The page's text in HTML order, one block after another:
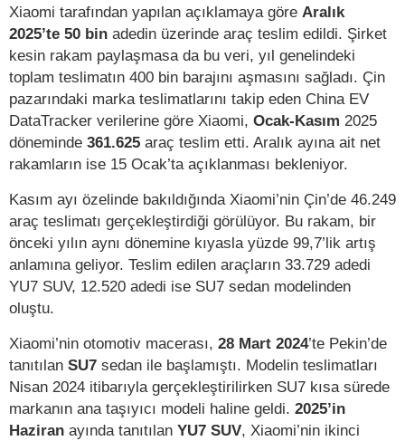
Xiaomi tarafından yapılan açıklamaya göre Aralık
2025’te 50 bin adedin üzerinde araç teslim edildi. Şirket
kesin rakam paylaşmasa da bu veri, yıl genelindeki
toplam teslimatın 400 bin barajını aşmasını sağladı. Çin
pazarındaki marka teslimatlarını takip eden China EV
DataTracker verilerine göre Xiaomi, Ocak-Kasım 2025
döneminde 361.625 araç teslim etti. Aralık ayına ait net
rakamların ise 15 Ocak’ta açıklanması bekleniyor.
Kasım ayı özelinde bakıldığında Xiaomi’nin Çin’de 46.249
araç teslimatı gerçekleştirdiği görülüyor. Bu rakam, bir
önceki yılın aynı dönemine kıyasla yüzde 99,7’lik artış
anlamına geliyor. Teslim edilen araçların 33.729 adedi
YU7 SUV, 12.520 adedi ise SU7 sedan modelinden
oluştu.
Xiaomi’nin otomotiv macerası, 28 Mart 2024’te Pekin’de
tanıtılan SU7 sedan ile başlamıştı. Modelin teslimatları
Nisan 2024 itibarıyla gerçekleştirilirken SU7 kısa sürede
markanın ana taşıyıcı modeli haline geldi. 2025’in
Haziran ayında tanıtılan YU7 SUV, Xiaomi’nin ikinci